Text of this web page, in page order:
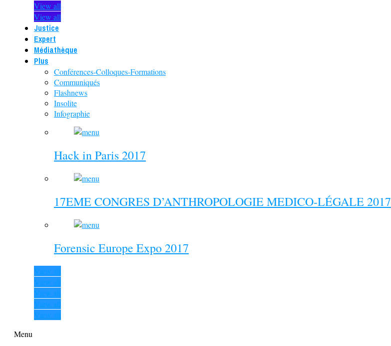
View all
View all
Justice
Expert
Médiathèque
Plus
Conférences-Colloques-Formations
Communiqués
Flashnews
Insolite
Infographie
Hack in Paris 2017
17EME CONGRES D’ANTHROPOLOGIE MEDICO-LÉGALE 2017
Forensic Europe Expo 2017
View all
View all
View all
View all
View all
Menu